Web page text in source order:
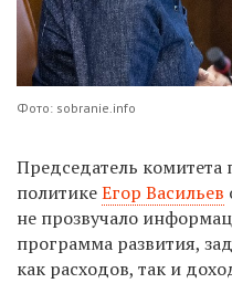
Фото: sobranie.info
Председатель комитета
политикеЕгор Васильев
не прозвучало
программа развития,
как расходов, так и